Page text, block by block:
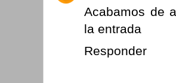
Acabamos de
la entrada
Responder